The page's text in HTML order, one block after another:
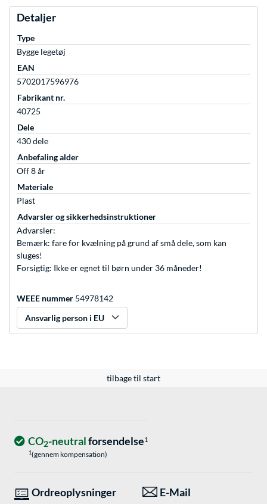
Detaljer
Type
Bygge legetøj
EAN
5702017596976
Fabrikant nr.
40725
Dele
430 dele
Anbefaling alder
Off 8 år
Materiale
Plast
Advarsler og sikkerhedsinstruktioner
Advarsler:
Bemærk: fare for kvælning på grund af små dele, som kan
sluges!
Forsigtig: Ikke er egnet til børn under 36 måneder!
WEEE nummer 54978142
Ansvarlig person i EU
tilbage til start
CO2-neutralforsendelse1
1(gennem kompensation)
Ordreoplysninger E-Mail